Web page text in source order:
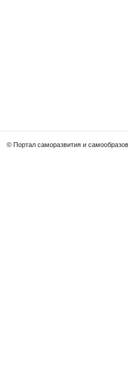
© Портал саморазвития и